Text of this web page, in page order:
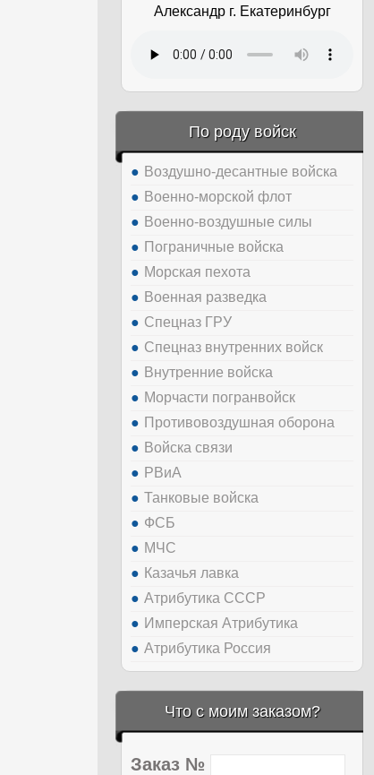
Александр г. Екатеринбург
По роду войск
Воздушно-десантные войска
Военно-морской флот
Военно-воздушные силы
Пограничные войска
Морская пехота
Военная разведка
Спецназ ГРУ
Спецназ внутренних войск
Внутренние войска
Морчасти погранвойск
Противовоздушная оборона
Войска связи
РВиА
Танковые войска
ФСБ
МЧС
Казачья лавка
Атрибутика СССР
Имперская Атрибутика
Атрибутика Россия
Что с моим заказом?
Заказ №